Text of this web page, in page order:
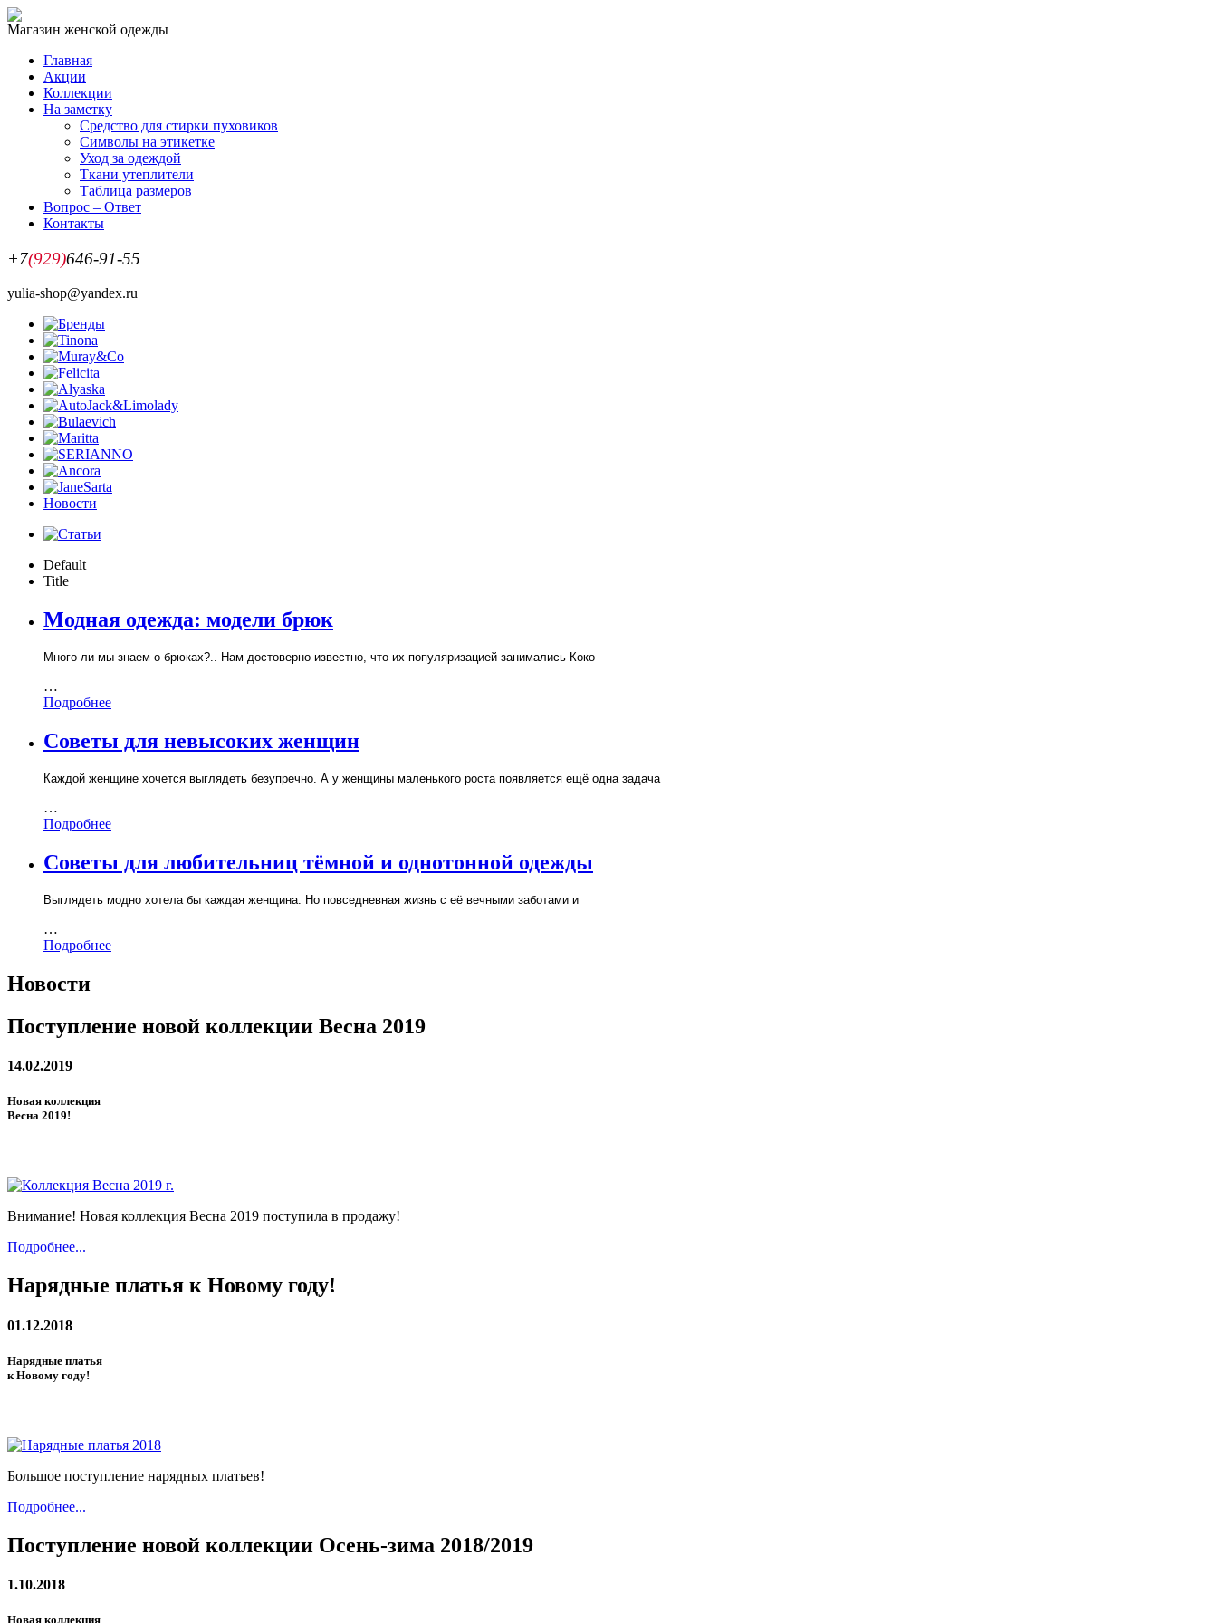
Магазин женской одежды
Главная
Акции
Коллекции
На заметку
Средство для стирки пуховиков
Символы на этикетке
Уход за одеждой
Ткани утеплители
Таблица размеров
Вопрос – Ответ
Контакты
+7(929)646-91-55
yulia-shop@yandex.ru
Новости
Default
Title
Модная одежда: модели брюк
Много ли мы знаем о брюках?.. Нам достоверно известно, что их популяризацией занимались Коко
…
Подробнее
Советы для невысоких женщин
Каждой женщине хочется выглядеть безупречно. А у женщины маленького роста появляется ещё одна задача
…
Подробнее
Советы для любительниц тёмной и однотонной одежды
Выглядеть модно хотела бы каждая женщина. Но повседневная жизнь с её вечными заботами и
…
Подробнее
Новости
Поступление новой коллекции Весна 2019
14.02.2019
Новая коллекция
Весна 2019!
Внимание! Новая коллекция Весна 2019 поступила в продажу!
Подробнее...
Нарядные платья к Новому году!
01.12.2018
Нарядные платья
к Новому году!
Большое поступление нарядных платьев!
Подробнее...
Поступление новой коллекции Осень-зима 2018/2019
1.10.2018
Новая коллекция